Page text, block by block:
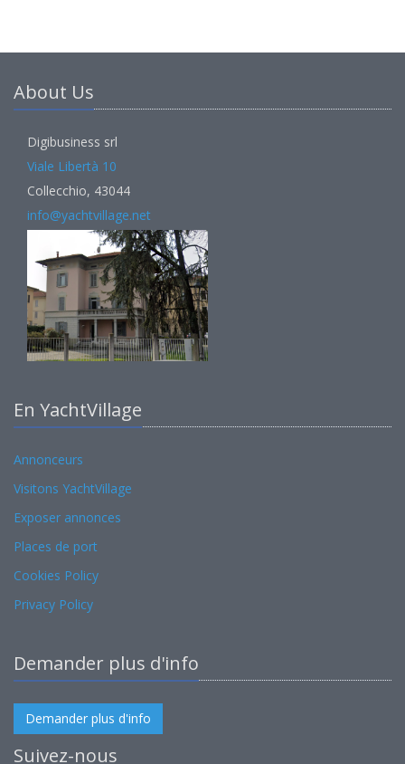
About Us
Digibusiness srl
Viale Libertà 10
Collecchio, 43044
info@yachtvillage.net
En YachtVillage
Annonceurs
Visitons YachtVillage
Exposer annonces
Places de port
Cookies Policy
Privacy Policy
Demander plus d'info
Demander plus d'info
Suivez-nous